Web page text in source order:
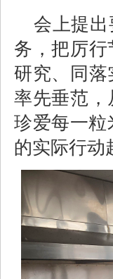
会上提
务，把厉行
研究、同落
率先垂范
珍爱每一粒
的实际行动